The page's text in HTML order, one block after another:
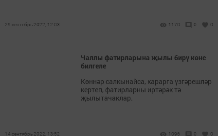
29 сентябрь 2022, 12:03 1170 0 0
Чаллы фатирларына җылы бирү көне
билгеле
Көннәр салкынайса, карарга үзгәрешләр
кертеп, фатирларны иртәрәк тә
җылытачаклар.
14 сентябрь 2022, 13:52 1096 0 0